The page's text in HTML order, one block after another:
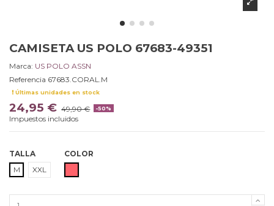
CAMISETA US POLO 67683-49351
Marca: US POLO ASSN
Referencia 67683.CORAL.M
Últimas unidades en stock
24,95 € 49,90 € -50%
Impuestos incluidos
TALLA
M
XXL
COLOR